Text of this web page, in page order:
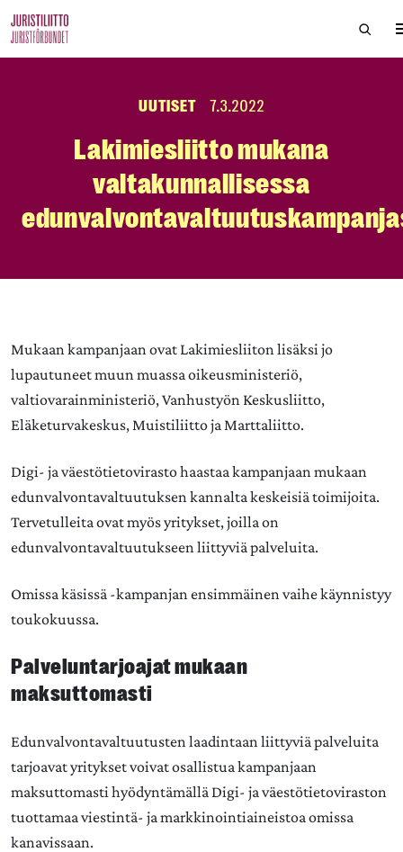
to
Hae
UUTISET 7.3.2022
Lakimiesliitto mukana
valtakunnallisessa
Mukaan kampanjaan ovat Lakimiesliiton lisäksi jo
lupautuneet muun muassa oikeusministeriö,
valtiovarainministeriö, Vanhustyön Keskusliitto,
Eläketurvakeskus, Muistiliitto ja Marttaliitto.
Digi- ja väestötietovirasto haastaa kampanjaan mukaan
edunvalvontavaltuutuksen kannalta keskeisiä toimijoita.
Tervetulleita ovat myös yritykset, joilla on
edunvalvontavaltuutukseen liittyviä palveluita.
Omissa käsissä -kampanjan ensimmäinen vaihe käynnistyy
toukokuussa.
Palveluntarjoajat mukaan
maksuttomasti
Edunvalvontavaltuutusten laadintaan liittyviä palveluita
tarjoavat yritykset voivat osallistua kampanjaan
maksuttomasti hyödyntämällä Digi- ja väestötietoviraston
tuottamaa viestintä- ja markkinointiaineistoa omissa
kanavissaan.